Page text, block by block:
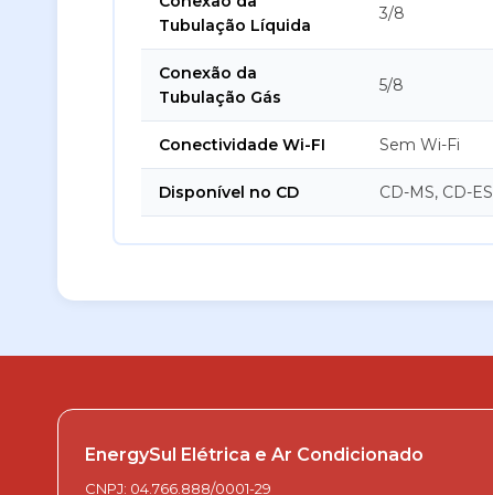
Tubulação Líquida
3/8
Conexão da
Tubulação Gás
5/8
Conectividade Wi-FI Sem Wi-Fi
Disponível no CD CD-MS, CD-ES
EnergySul Elétrica e Ar Condicionado
CNPJ: 04.766.888/0001-29